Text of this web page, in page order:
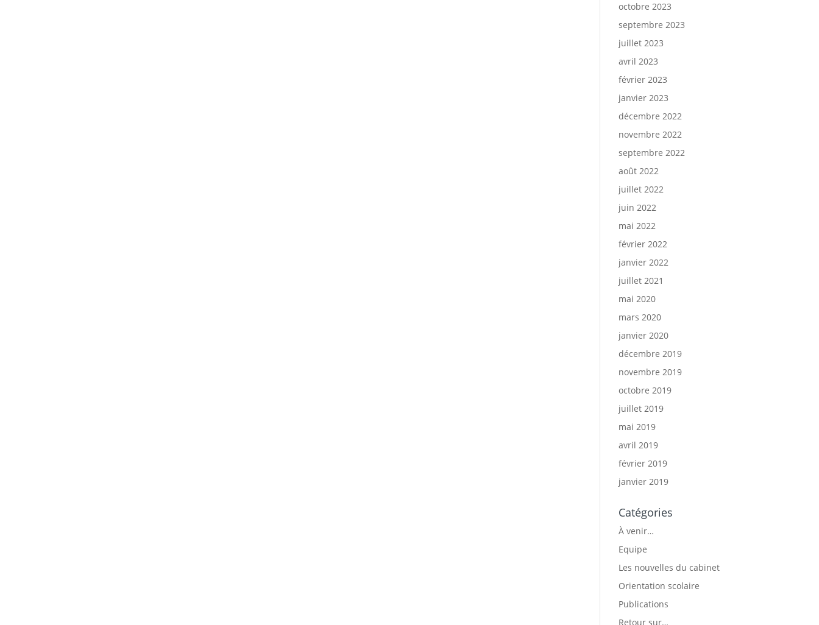
octobre 2023
septembre 2023
juillet 2023
avril 2023
février 2023
janvier 2023
décembre 2022
novembre 2022
septembre 2022
août 2022
juillet 2022
juin 2022
mai 2022
février 2022
janvier 2022
juillet 2021
mai 2020
mars 2020
janvier 2020
décembre 2019
novembre 2019
octobre 2019
juillet 2019
mai 2019
avril 2019
février 2019
janvier 2019
Catégories
À venir…
Equipe
Les nouvelles du cabinet
Orientation scolaire
Publications
Retour sur…